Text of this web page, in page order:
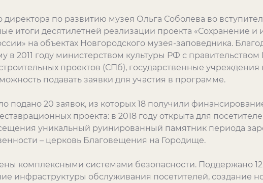
директора по развитию музея Ольга Соболева во
итоги десятилетней реализации проекта «Сохранение и
на объектах Новгородского музея-заповедника.
в 2011 году министерством культуры РФ с правительством
проектов (СПб), государственные учреждения
подавать заявки для участия в программе.
подано 20 заявок, из которых 18 получили
проекта: в 2018 году открыта для
уникальный руинированный памятник периода
– церковь Благовещения на Городище.
комплексными системами безопасности. Поддержано 12
инфраструктуры обслуживания посетителей, создание